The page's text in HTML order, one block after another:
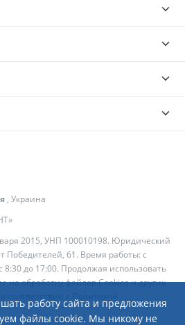
работу сайта и предложения
файлы cookie. Мы никому не
2015, УНП 100010198. Юридический
Победителей, 61. Время работы: с
8:30 до 17:00. Продолжая использовать
на обработку файлов Cookies и других
, Украина